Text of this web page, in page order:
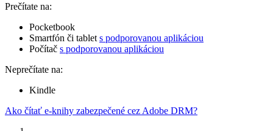
Prečítate na:
Pocketbook
Smartfón či tablet s podporovanou aplikáciou
Počítač s podporovanou aplikáciou
Neprečítate na:
Kindle
Ako čítať e-knihy zabezpečené cez Adobe DRM?